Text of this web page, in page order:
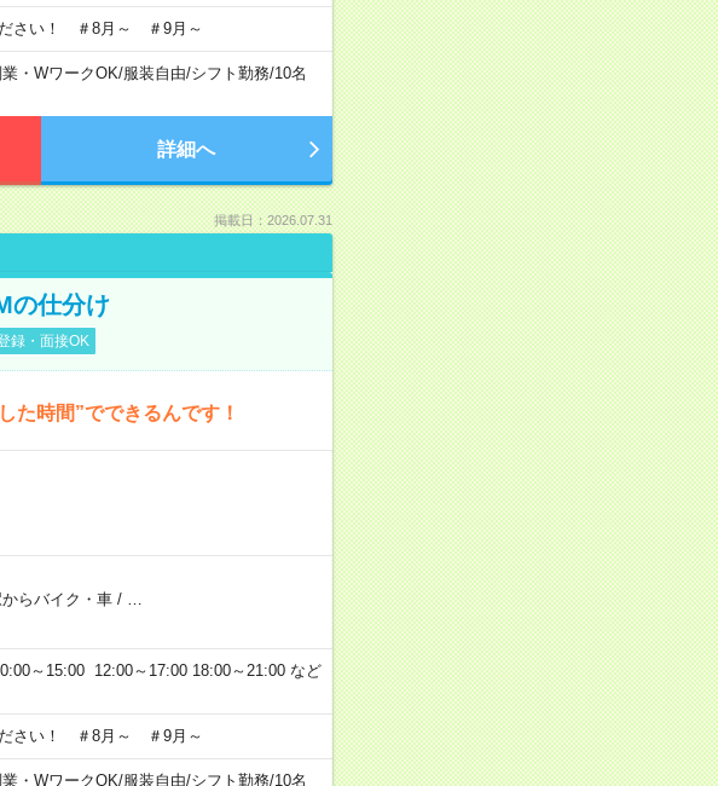
さい！ ＃8月～ ＃9月～
・WワークOK/服装自由/シフト勤務/10名
詳細へ
掲載日：2026.07.31
の仕分け
録・面接OK
時間”でできるんです！
らバイク・車/
～15:00 12:00～17:00 18:00～21:00 など
さい！ ＃8月～ ＃9月～
・WワークOK/服装自由/シフト勤務/10名